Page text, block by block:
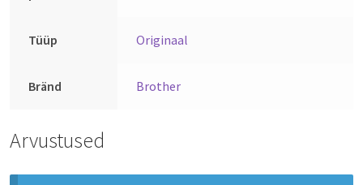
Tüüp Originaal
Bränd Brother
Arvustused